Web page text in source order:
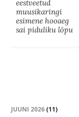
eestveetud
muusikaringi
esimene hooaeg
sai piduliku lõpu
JUUNI 2026 (11)